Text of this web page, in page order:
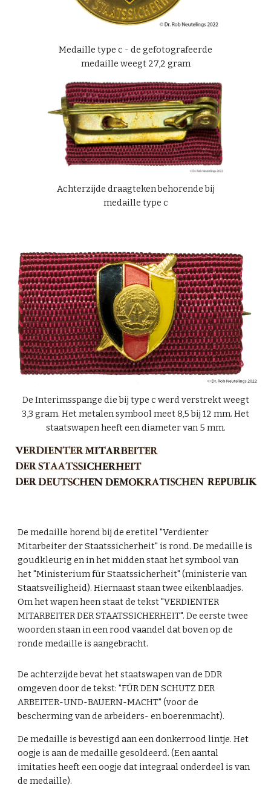
Medaille type c - de gefotografeerde
medaille weegt 27,2 gram
Achterzijde draagteken behorende bij
medaille type c
De Interimsspange die bij type c werd verstrekt weegt
3,3 gram. Het metalen symbool meet 8,5 bij 12 mm. Het
staatswapen heeft een diameter van 5 mm.
De medaille horend bij de eretitel "Verdienter
Mitarbeiter der Staatssicherheit" is rond. De medaille is
goudkleurig en in het midden staat het symbool van
het "Ministerium für Staatssicherheit" (ministerie van
Staatsveiligheid). Hiernaast staan twee eikenblaadjes.
Om het wapen heen staat de tekst "VERDIENTER
MITARBEITER DER STAATSSICHERHEIT". De eerste twee
woorden staan in een rood vaandel dat boven op de
ronde medaille is aangebracht.
De achterzijde bevat het staatswapen van de DDR
omgeven door de tekst: "FÜR DEN SCHUTZ DER
ARBEITER-UND-BAUERN-MACHT" (voor de
bescherming van de arbeiders- en boerenmacht).
De medaille is bevestigd aan een donkerrood lintje. Het
oogje is aan de medaille gesoldeerd. (Een aantal
imitaties heeft een oogje dat integraal onderdeel is van
de medaille).